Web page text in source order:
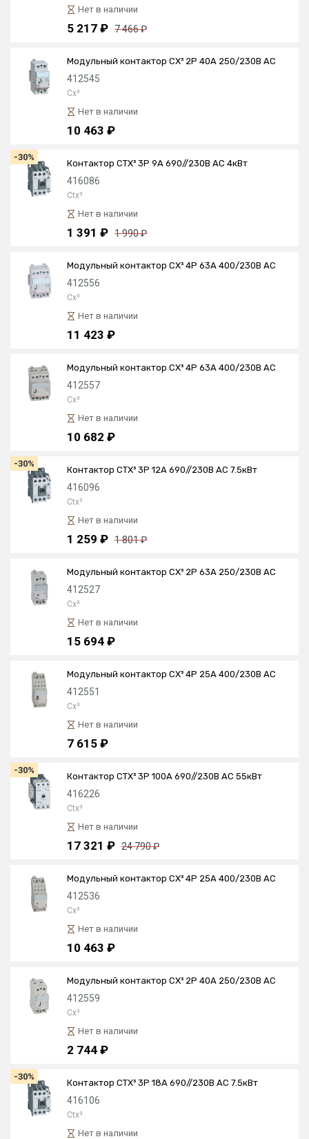
Нет в наличии
5 217 ₽ 7 466 ₽
Модульный контактор CX³ 2P 40А 250/230В AC
412545
Cx³
Нет в наличии
10 463 ₽
-30%
Контактор CTX³ 3P 9А 690//230В AC 4кВт
416086
Ctx³
Нет в наличии
1 391 ₽ 1 990 ₽
Модульный контактор CX³ 4P 63А 400/230В AC
412556
Cx³
Нет в наличии
11 423 ₽
Модульный контактор CX³ 4P 63А 400/230В AC
412557
Cx³
Нет в наличии
10 682 ₽
-30%
Контактор CTX³ 3P 12А 690//230В AC 7.5кВт
416096
Ctx³
Нет в наличии
1 259 ₽ 1 801 ₽
Модульный контактор CX³ 2P 63А 250/230В AC
412527
Cx³
Нет в наличии
15 694 ₽
Модульный контактор CX³ 4P 25А 400/230В AC
412551
Cx³
Нет в наличии
7 615 ₽
-30%
Контактор CTX³ 3P 100А 690//230В AC 55кВт
416226
Ctx³
Нет в наличии
17 321 ₽ 24 790 ₽
Модульный контактор CX³ 4P 25А 400/230В AC
412536
Cx³
Нет в наличии
10 463 ₽
Модульный контактор CX³ 2P 40А 250/230В AC
412559
Cx³
Нет в наличии
2 744 ₽
-30%
Контактор CTX³ 3P 18А 690//230В AC 7.5кВт
416106
Ctx³
Нет в наличии